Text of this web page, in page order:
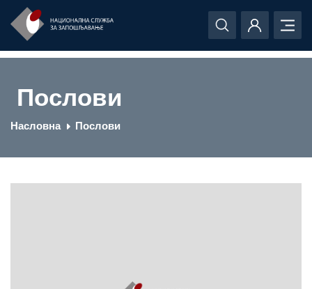
Послови
Насловна Послови